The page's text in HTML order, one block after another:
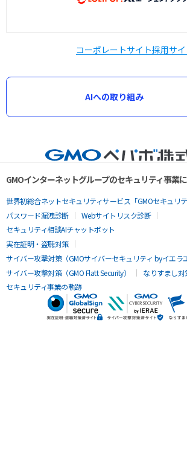
コーポレートサイト採用サイ
AIへの取り組み
GMOインターネットグループのセキュリティ事業
世界初総合ネットセキュリティサービス「GMOセキュリテ
パスワード漏洩診断
Webサイトリスク診断
セキュリティ相談AIチャットボット
実在証明・盗聴対策
サイバー攻撃対策（GMOサイバーセキュリティ byイエラ
サイバー攻撃対策（GMO Flatt Security）
なりすまし対
セキュリティ事業の軌跡